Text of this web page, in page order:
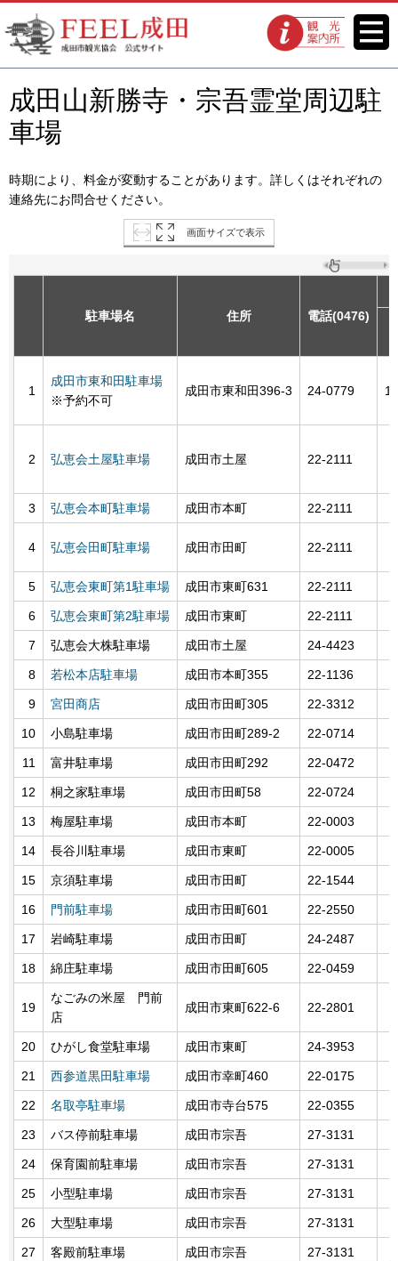
FEEL成田 成田市観光協会 公式
サイト
観光案内所
メニ
ュー
成田山新勝寺・宗吾霊堂周辺駐
車場
時期により、料金が変動することがあります。詳しくはそれぞれの
連絡先にお問合せください。
画面サイズで表示
駐車場名 住所 電話(0476)
1
成田市東和田駐車場
※予約不可
成田市東和田396-3 24-0779
2 弘恵会土屋駐車場 成田市土屋 22-2111
3 弘恵会本町駐車場 成田市本町 22-2111
4 弘恵会田町駐車場 成田市田町 22-2111
5 弘恵会東町第1駐車場 成田市東町631 22-2111
6 弘恵会東町第2駐車場 成田市東町 22-2111
7 弘恵会大株駐車場 成田市土屋 24-4423
8 若松本店駐車場 成田市本町355 22-1136
9 宮田商店 成田市田町305 22-3312
10 小島駐車場 成田市田町289-2 22-0714
11 富井駐車場 成田市田町292 22-0472
12 桐之家駐車場 成田市田町58 22-0724
13 梅屋駐車場 成田市本町 22-0003
14 長谷川駐車場 成田市東町 22-0005
15 京須駐車場 成田市田町 22-1544
16 門前駐車場 成田市田町601 22-2550
17 岩崎駐車場 成田市田町 24-2487
18 綿庄駐車場 成田市田町605 22-0459
19
なごみの米屋 門前
店
成田市東町622-6 22-2801
20 ひがし食堂駐車場 成田市東町 24-3953
21 西参道黒田駐車場 成田市幸町460 22-0175
22 名取亭駐車場 成田市寺台575 22-0355
23 バス停前駐車場 成田市宗吾 27-3131
24 保育園前駐車場 成田市宗吾 27-3131
25 小型駐車場 成田市宗吾 27-3131
26 大型駐車場 成田市宗吾 27-3131
27 客殿前駐車場 成田市宗吾 27-3131